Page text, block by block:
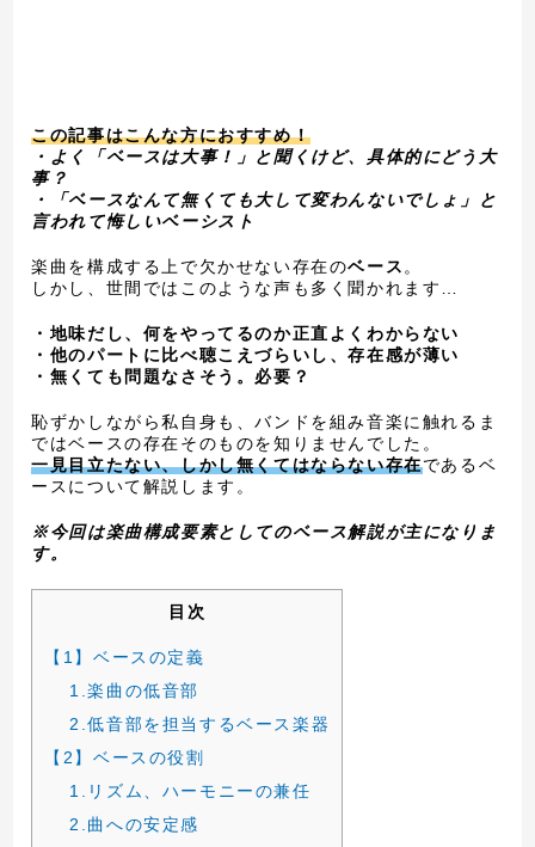
この記事はこんな方におすすめ！
・よく「ベースは大事！」と聞くけど、具体的にどう大
事？
・「ベースなんて無くても大して変わんないでしょ」と
言われて悔しいベーシスト
楽曲を構成する上で欠かせない存在のベース 。
しかし、世間ではこのような声も多く聞かれます…
・地味だし、何をやってるのか正直よくわからない
・他のパートに比べ聴こえづらいし、存在感が薄い
・無くても問題なさそう。必要？
恥ずかしながら私自身も、バンドを組み音楽に触れるま
ではベースの存在そのものを知りませんでした。
一見目立たない、しかし無くてはならない存在であるベ
ースについて解説します。
※今回は楽曲構成要素としてのベース解説が主になりま
す。
目次
【1】ベースの定義
1.楽曲の低音部
2.低音部を担当するベース楽器
【2】ベースの役割
1.リズム、ハーモニーの兼任
2.曲への安定感